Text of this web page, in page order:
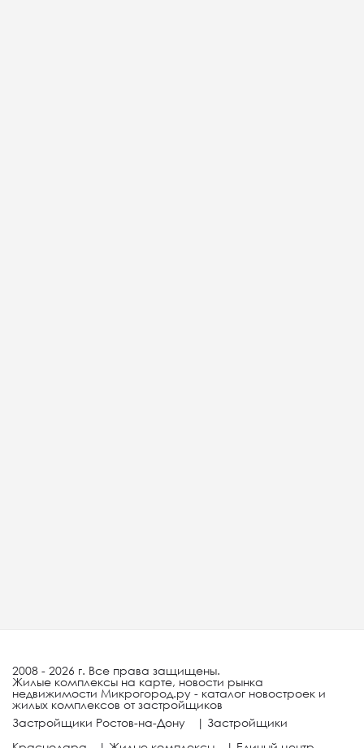
2008 - 2026 г. Все права защищены.
Жилые комплексы на карте, новости рынка
недвижимости Микрогород.ру - каталог новостроек и
жилых комплексов от застройщиков
Застройщики Ростов-на-Дону
| Застройщики